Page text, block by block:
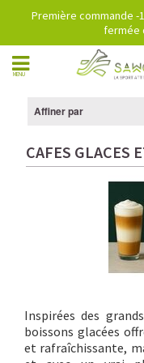
Première commande -
fermée
MENU
Affiner par
CAFES GLACES
Inspirées des
boissons glacées
et rafraîchissante,